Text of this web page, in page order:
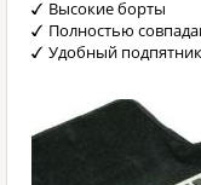
Высокие борты
Полностью
Удобный